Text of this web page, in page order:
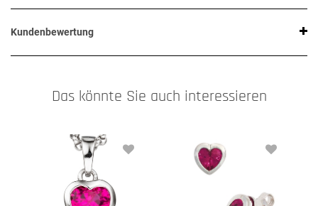
Kundenbewertung
Das könnte Sie auch interessieren